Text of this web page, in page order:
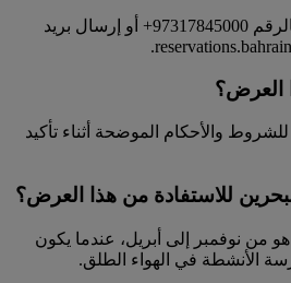
يمكنك الحجز عبر الاتصال بالرقم ‎+97317845000‏ أو إرسال بريد
العرض؟
والأحكام الموضحة أثناء تأكيد
للاستفادة من هذا العرض؟
من نوفمبر إلى أبريل، عندما يكون
الأنشطة في الهواء الطلق.